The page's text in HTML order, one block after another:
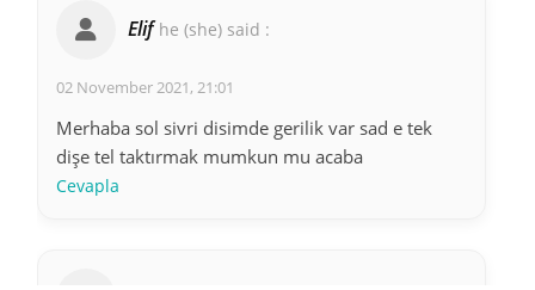
Elif he (she) said :
02 November 2021, 21:01
Merhaba sol sivri disimde gerilik var sad e tek
dişe tel taktırmak mumkun mu acaba
Cevapla